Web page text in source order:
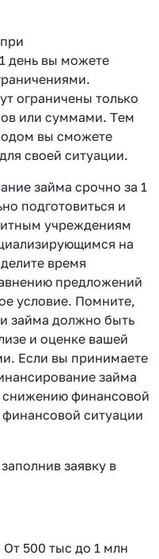
день вы можете
ограничены только
или суммами. Тем
вы сможете
своей ситуации.
займа срочно за 1
подготовиться и
учреждениям
на
время
предложений
условие. Помните,
займа должно быть
и оценке вашей
Если вы принимаете
займа
снижению финансовой
ситуации
заявку в
От 500 тыс до 1 млн